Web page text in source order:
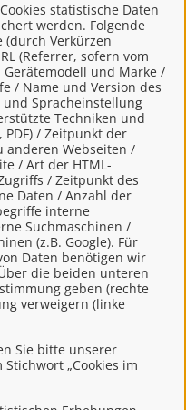
statistische Daten
werden. Folgende
(durch Verkürzen
(Referrer, sofern vom
und Marke /
/ Name und Version des
und Spracheinstellung
Techniken und
PDF) / Zeitpunkt der
anderen Webseiten /
/ Art der HTML-
/ Zeitpunkt des
Daten / Anzahl der
interne
Suchmaschinen /
(z.B. Google). Für
Daten benötigen wir
die beiden unteren
geben (rechte
verweigern (linke
Sie bitte unserer
„Cookies im
Recht zustehen
beruflich oder
Behörden im
(VwVfG) möglich.
mit Mein
Sie die
zur Kenntnis
Übermittlung ihrer
an das